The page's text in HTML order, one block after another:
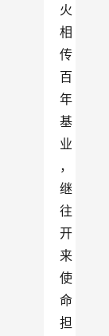
火
相
传
百
年
基
业
，
继
往
开
来
使
命
担